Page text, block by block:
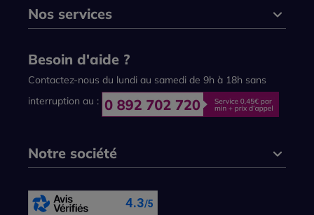
Nos services
Besoin d'aide ?
Contactez-nous du lundi au samedi de 9h à 18h sans
interruption au :
Notre société